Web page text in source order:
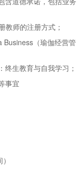
教师的注册方式；
Business（瑜伽经营管
生教育与自我学习；
事宜